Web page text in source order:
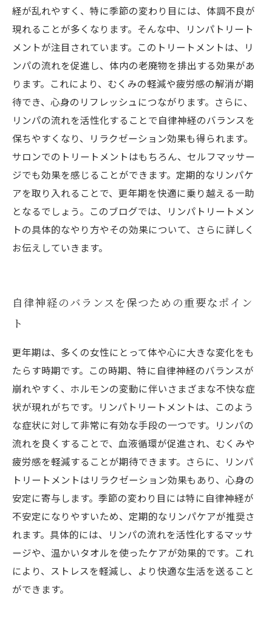
トで更年期を楽しもう
経が乱れやすく、特に季節の変わり目には、体調不良が
現れることが多くなります。そんな中、リンパトリート
メントが注目されています。このトリートメントは、リ
ンパの流れを促進し、体内の老廃物を排出する効果があ
ります。これにより、むくみの軽減や疲労感の解消が期
待でき、心身のリフレッシュにつながります。さらに、
リンパの流れを活性化することで自律神経のバランスを
保ちやすくなり、リラクゼーション効果も得られます。
サロンでのトリートメントはもちろん、セルフマッサー
ジでも効果を感じることができます。定期的なリンパケ
アを取り入れることで、更年期を快適に乗り越える一助
となるでしょう。このブログでは、リンパトリートメン
トの具体的なやり方やその効果について、さらに詳しく
お伝えしていきます。
自律神経のバランスを保つための重要なポイン
ト
更年期は、多くの女性にとって体や心に大きな変化をも
たらす時期です。この時期、特に自律神経のバランスが
崩れやすく、ホルモンの変動に伴いさまざまな不快な症
状が現れがちです。リンパトリートメントは、このよう
な症状に対して非常に有効な手段の一つです。リンパの
流れを良くすることで、血液循環が促進され、むくみや
疲労感を軽減することが期待できます。さらに、リンパ
トリートメントはリラクゼーション効果もあり、心身の
安定に寄与します。季節の変わり目には特に自律神経が
不安定になりやすいため、定期的なリンパケアが推奨さ
れます。具体的には、リンパの流れを活性化するマッサ
ージや、温かいタオルを使ったケアが効果的です。これ
により、ストレスを軽減し、より快適な生活を送ること
ができます。